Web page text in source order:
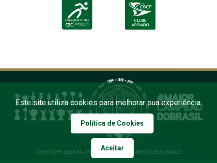
COPYRIGHT 2026 PALMEIRAS. TODOS OS DIREITOS RESERVADOS
Este site utiliza cookies para melhorar sua experiência.
Política de Cookies
Aceitar